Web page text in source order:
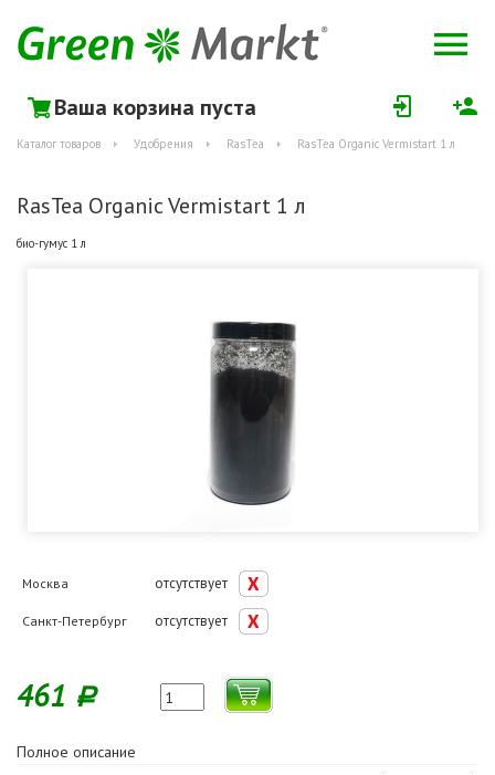
Ваша корзина пуста
Каталог товаров Удобрения RasTea RasTea Organic Vermistart 1 л
RasTea Organic Vermistart 1 л
био-гумус 1 л
Москва отсутствует
Санкт-Петербург отсутствует
461 Р
Полное описание